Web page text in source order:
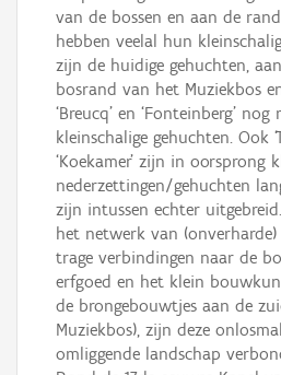
van de bossen en aan de
hebben veelal hun
zijn de huidige gehuchten,
bosrand van het Muziekbos
‘Breucq’ en ‘Fonteinberg’
kleinschalige gehuchten. Ook
‘Koekamer’ zijn in oorsprong
nederzettingen/gehuchten
zijn intussen echter
het netwerk van (onverharde)
trage verbindingen naar de
erfgoed en het klein
de brongebouwtjes aan de
Muziekbos), zijn deze
omliggende landschap